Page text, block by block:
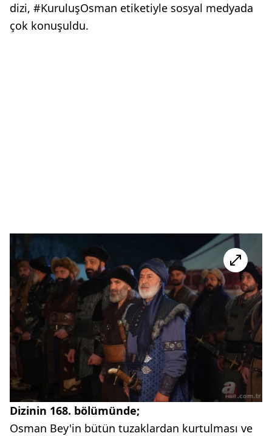
dizi, #KuruluşOsman etiketiyle sosyal medyada
çok konuşuldu.
Dizinin 168. bölümünde;
Osman Bey'in bütün tuzaklardan kurtulması ve